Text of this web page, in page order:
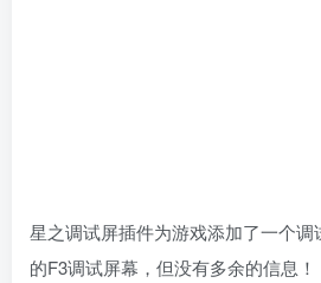
星之调试屏插件为游戏添加了一个
的F3调试屏幕，但没有多余的信息！